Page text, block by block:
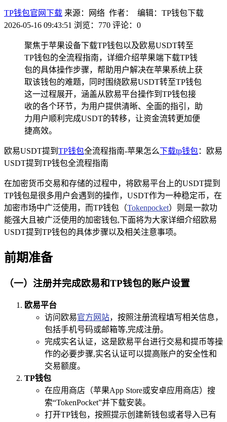
TP钱包官网下载 来源：网络 作者： 编辑：TP钱包下载
2026-05-16 09:43:51 浏览：770 评论：0
聚焦于苹果设备下载TP钱包以及欧易USDT转至
TP钱包的全流程指南，详细介绍苹果端下载TP钱
包的具体操作步骤，帮助用户解决在苹果系统上获
取该钱包的难题，同时围绕欧易USDT转至TP钱包
这一过程展开，涵盖从欧易平台操作到TP钱包接
收的各个环节，为用户提供清晰、全面的指引，助
力用户顺利完成USDT的转移，让资金流转更加便
捷高效。
欧易USDT提到 TP钱包全流程指南-苹果怎么下载tp钱包：欧易
USDT提到TP钱包全流程指南
在加密货币交易和存储的过程中，将欧易平台上的USDT提到
TP钱包是很多用户会遇到的操作，USDT作为一种稳定币，在
加密市场中广泛使用，而TP钱包（Tokenpocket）则是一款功
能强大且被广泛使用的加密钱包,下面将为大家详细介绍欧易
USDT提到TP钱包的具体步骤以及相关注意事项。
前期准备
（一）注册并完成欧易和TP钱包的账户设置
欧易平台
访问欧易官方网站，按照注册流程填写相关信息，
包括手机号码或邮箱等,完成注册。
完成实名认证，这是欧易平台进行交易和提币等操
作的必要步骤,实名认证可以提高账户的安全性和
交易额度。
TP钱包
在应用商店（苹果App Store或安卓应用商店）搜
索“TokenPocket”并下载安装。
打开TP钱包，按照提示创建新钱包或者导入已有